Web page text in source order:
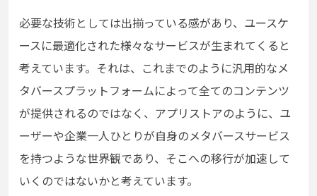
必要な技術としては出揃っている感があり、ユースケ
ースに最適化された様々なサービスが生まれてくると
考えています。それは、これまでのように汎用的なメ
タバースプラットフォームによって全てのコンテンツ
が提供されるのではなく、アプリストアのように、ユ
ーザーや企業一人ひとりが自身のメタバースサービス
を持つような世界観であり、そこへの移行が加速して
いくのではないかと考えています。